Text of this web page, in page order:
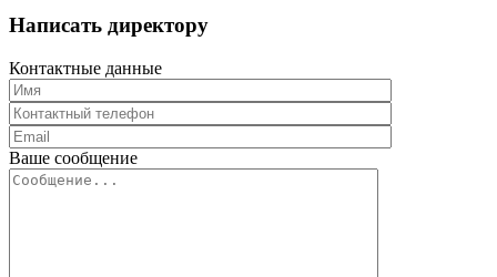
Написать директору
Контактные данные
Ваше сообщение